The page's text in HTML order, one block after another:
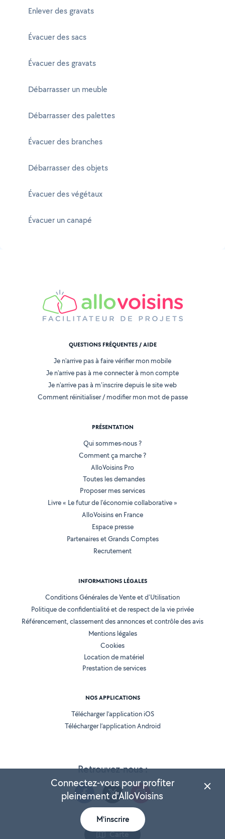
Enlever des gravats
Évacuer des sacs
Évacuer des gravats
Débarrasser un meuble
Débarrasser des palettes
Évacuer des branches
Débarrasser des objets
Évacuer des végétaux
Évacuer un canapé
Carte
Retrouvez-nous :
QUESTIONS FRÉQUENTES / AIDE
Je n'arrive pas à faire vérifier mon mobile
Je n'arrive pas à me connecter à mon compte
Je n'arrive pas à m'inscrire depuis le site web
Comment réinitialiser / modifier mon mot de passe
PRÉSENTATION
Qui sommes-nous ?
Comment ça marche ?
AlloVoisins Pro
Toutes les demandes
Proposer mes services
Livre « Le futur de l'économie collaborative »
AlloVoisins en France
Espace presse
Partenaires et Grands Comptes
Recrutement
INFORMATIONS LÉGALES
Conditions Générales de Vente et d'Utilisation
Politique de confidentialité et de respect de la vie privée
Référencement, classement des annonces et contrôle des avis
Mentions légales
Cookies
Location de matériel
Prestation de services
NOS APPLICATIONS
Télécharger l’application iOS
Télécharger l’application Android
Connectez-vous pour profiter
pleinement d'AlloVoisins
M'inscrire